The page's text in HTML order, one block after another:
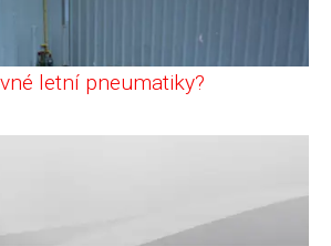
letní pneumatiky?